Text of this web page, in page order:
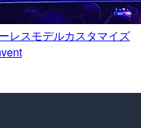
レスモデルカスタマイズ